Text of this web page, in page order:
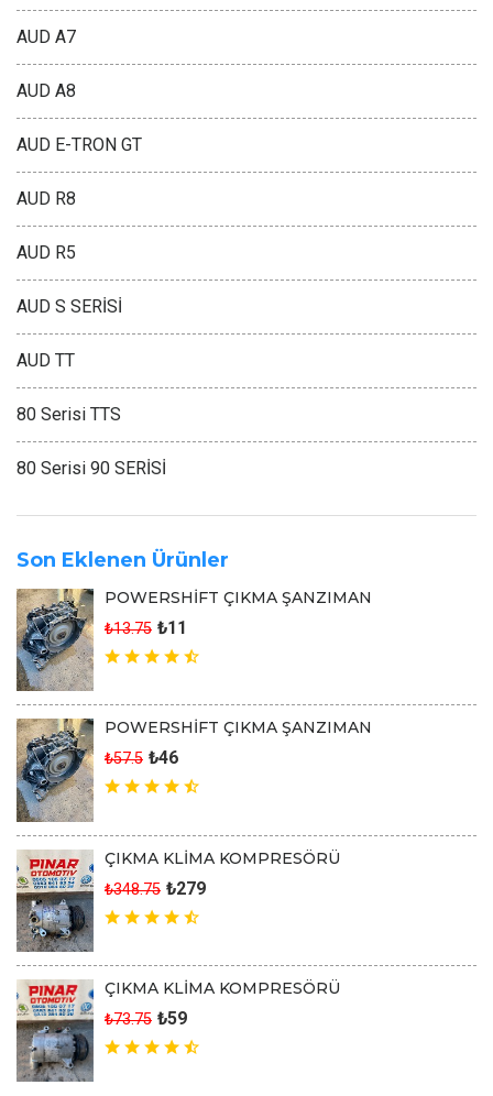
AUD A7
AUD A8
AUD E-TRON GT
AUD R8
AUD R5
AUD S SERİSİ
AUD TT
80 Serisi TTS
80 Serisi 90 SERİSİ
Son Eklenen Ürünler
POWERSHİFT ÇIKMA ŞANZIMAN
₺13.75 ₺11
POWERSHİFT ÇIKMA ŞANZIMAN
₺57.5 ₺46
ÇIKMA KLİMA KOMPRESÖRÜ
₺348.75 ₺279
ÇIKMA KLİMA KOMPRESÖRÜ
₺73.75 ₺59